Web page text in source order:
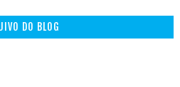
DO BLOG